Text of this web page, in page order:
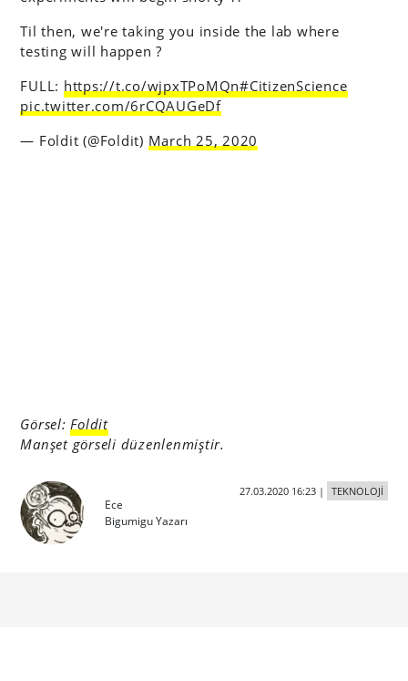
Til then, we're taking you inside the lab where
testing will happen ?
FULL: https://t.co/wjpxTPoMQn#CitizenScience
pic.twitter.com/6rCQAUGeDf
— Foldit (@Foldit) March 25, 2020
Görsel: Foldit
Manşet görseli düzenlenmiştir.
Ece
Bigumigu Yazarı
27.03.2020 16:23| TEKNOLOJİ